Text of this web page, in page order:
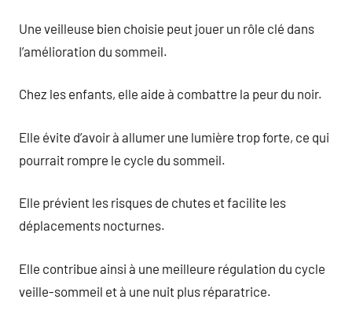
Une veilleuse bien choisie peut jouer un rôle clé dans
l’amélioration du sommeil.
Chez les enfants, elle aide à combattre la peur du noir.
Elle évite d’avoir à allumer une lumière trop forte, ce qui
pourrait rompre le cycle du sommeil.
Elle prévient les risques de chutes et facilite les
déplacements nocturnes.
Elle contribue ainsi à une meilleure régulation du cycle
veille-sommeil et à une nuit plus réparatrice.